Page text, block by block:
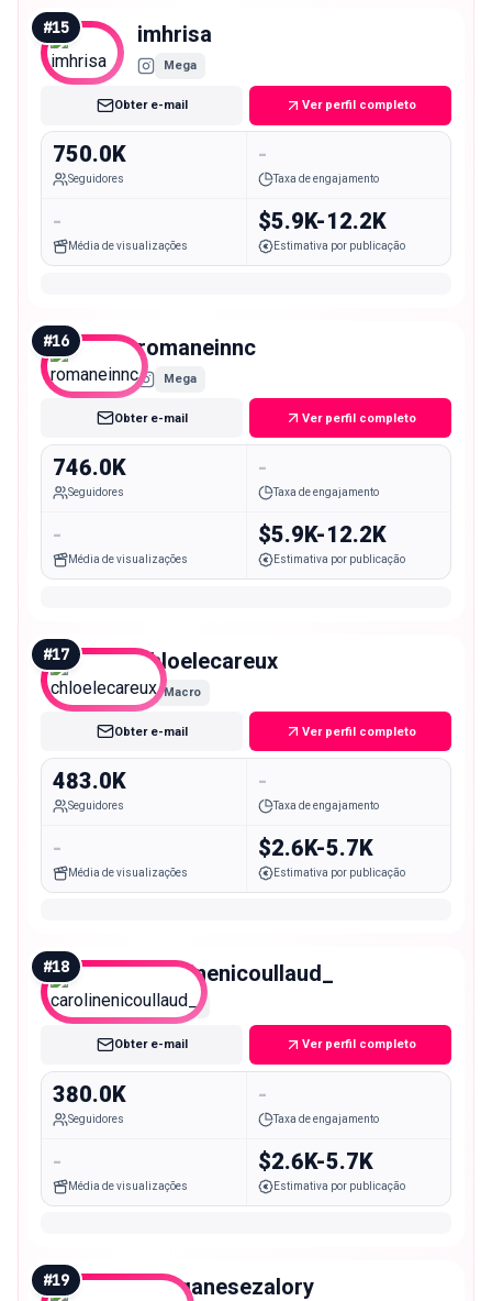
#15 imhrisa
Mega
Obter e-mail Ver perfil completo
750.0K
Seguidores
-
Taxa de engajamento
-
Média de visualizações
$5.9K-12.2K
Estimativa por publicação
#16 romaneinnc
Mega
Obter e-mail Ver perfil completo
746.0K
Seguidores
-
Taxa de engajamento
-
Média de visualizações
$5.9K-12.2K
Estimativa por publicação
#17 chloelecareux
Macro
Obter e-mail Ver perfil completo
483.0K
Seguidores
-
Taxa de engajamento
-
Média de visualizações
$2.6K-5.7K
Estimativa por publicação
#18 carolinenicoullaud_
Macro
Obter e-mail Ver perfil completo
380.0K
Seguidores
-
Taxa de engajamento
-
Média de visualizações
$2.6K-5.7K
Estimativa por publicação
#19 morganesezalory